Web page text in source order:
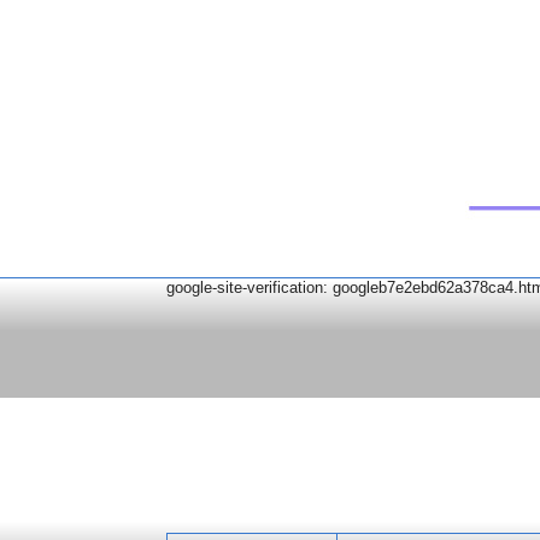
google-site-verification: